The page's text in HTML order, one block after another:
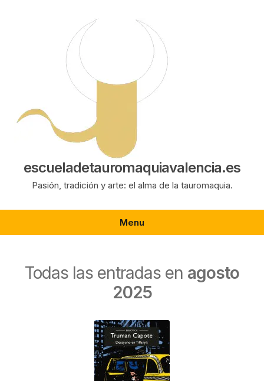
escueladetauromaquiavalencia.es
Pasión, tradición y arte: el alma de la tauromaquia.
Menu
Todas las entradas en agosto
2025